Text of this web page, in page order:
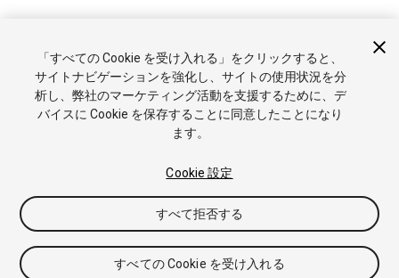
Copyright © 2020 Unity Technologies. Publication 2019.4
チュートリアル
Answers ナレッジベース フォーラム
アセッ
トストア
商標と利用規約 法律関連 プライバシーポリシー
私の個人情報を販売または共有しない
「すべての Cookie を受け入れる」をクリックすると、
サイトナビゲーションを強化し、サイトの使用状況を分
析し、弊社のマーケティング活動を支援するために、デ
バイスに Cookie を保存することに同意したことになり
ます。
Cookie 設定
すべて拒否する
すべての Cookie を受け入れる